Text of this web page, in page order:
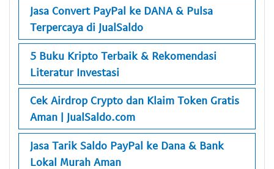
Jasa Convert PayPal ke DANA & Pulsa
Terpercaya di JualSaldo
5 Buku Kripto Terbaik & Rekomendasi
Literatur Investasi
Cek Airdrop Crypto dan Klaim Token Gratis
Aman | JualSaldo.com
Jasa Tarik Saldo PayPal ke Dana & Bank
Lokal Murah Aman